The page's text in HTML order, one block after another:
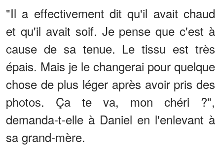
"Il a effectivement dit qu'il avait chaud
et qu'il avait soif. Je pense que c'est à
cause de sa tenue. Le tissu est très
épais. Mais je le changerai pour quelque
chose de plus léger après avoir pris des
photos. Ça te va, mon chéri ?",
demanda-t-elle à Daniel en l'enlevant à
sa grand-mère.